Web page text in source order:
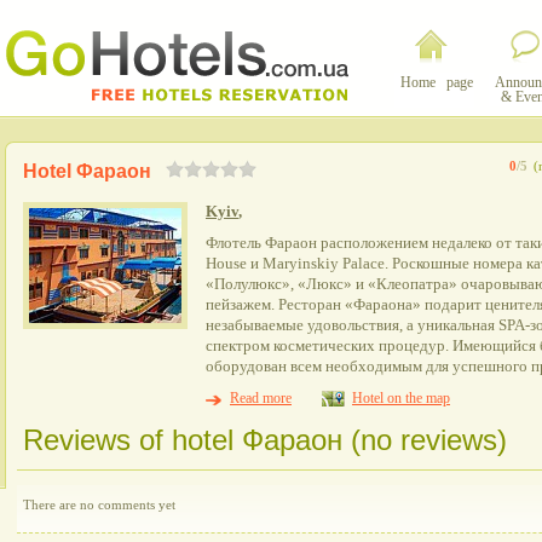
Home page
&
0/5
Hotel Фараон
Kyiv,
Флотель Фараон расположением недалеко от
House и Maryinskiy Palace. Роскошные номера
«Полулюкс», «Люкс» и «Клеопатра»
пейзажем. Ресторан «Фараона» подарит
незабываемые удовольствия, а уникальная
спектром косметических процедур. Имеющийся
оборудован всем необходимым для успешного
Read more
Hotel on the map
Reviews of hotel Фараон (no reviews)
There are no comments yet